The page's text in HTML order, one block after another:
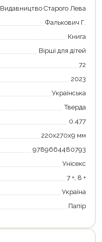
Видавництво Старого Лева
Фалькович Г.
Книга
Вірші для дітей
72
2023
Українська
Тверда
0.477
220х270х9 мм
9789664480793
Унісекс
7 +, 8 +
Україна
Папір